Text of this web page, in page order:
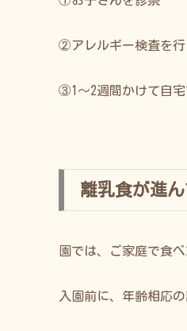
②アレルギー検査を行
③1〜2週間かけて自宅
離乳食が進
園では、ご家庭で食
入園前に、年齢相応